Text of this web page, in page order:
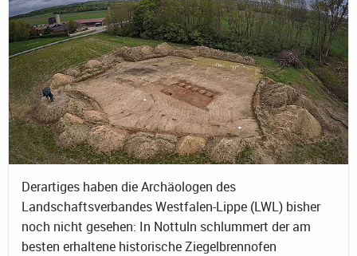
Derartiges haben die Archäologen des
Landschaftsverbandes Westfalen-Lippe (LWL) bisher
noch nicht gesehen: In Nottuln schlummert der am
besten erhaltene historische Ziegelbrennofen